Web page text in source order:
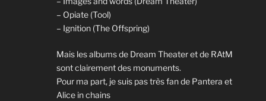
– Opiate (Tool)
– Ignition (The Offspring)
Mais les albums de Dream Theater et de RAtM
sont clairement des monuments.
Pour ma part, je suis pas très fan de Pantera et
Alice in chains